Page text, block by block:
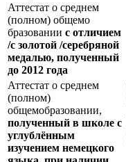
Аттестат о среднем
(полном) общемо
бразовании с отличием
/с золотой /серебряной
медалью, полученный
до 2012 года
Аттестат о среднем
(полном)
общемобразовании,
полученный в школе с
углублённым
изучением немецкого